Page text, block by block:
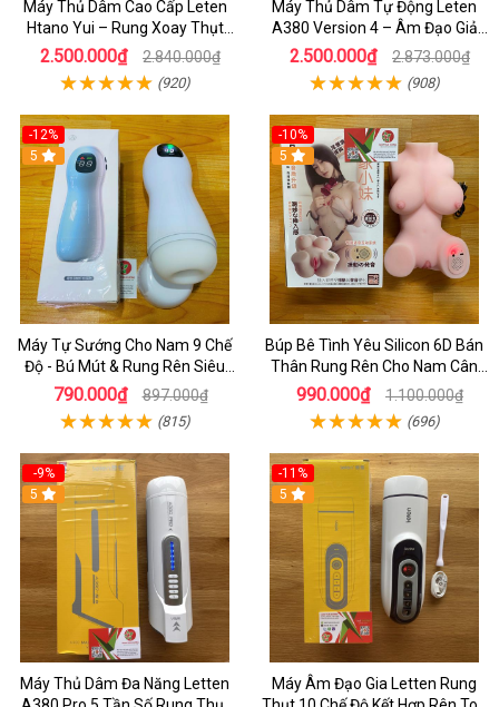
Máy Thủ Dâm Cao Cấp Leten
Htano Yui – Rung Xoay Thụt
Mạnh, Có Tiếng Rên JAV
2.500.000₫ 2.840.000₫
(920)
Máy Thủ Dâm Tự Động Leten
A380 Version 4 – Âm Đạo Giả
Đa Năng, Sục Mạnh Cực Sướng
2.500.000₫ 2.873.000₫
(908)
-12%
5
Máy Tự Sướng Cho Nam 9 Chế
Độ - Bú Mút & Rung Rên Siêu
Đỉnh
790.000₫ 897.000₫
(815)
-10%
5
Búp Bê Tình Yêu Silicon 6D Bán
Thân Rung Rên Cho Nam Cân
Nặng 2kg
990.000₫ 1.100.000₫
(696)
-9%
5
Máy Thủ Dâm Đa Năng Letten
-11%
5
Máy Âm Đạo Gia Letten Rung